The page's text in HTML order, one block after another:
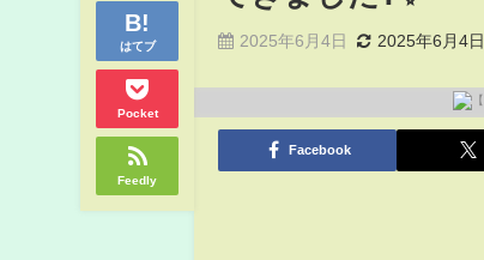
はてブ
Pocket
Feedly
2025年6月4日 2025年6月4日
Facebook